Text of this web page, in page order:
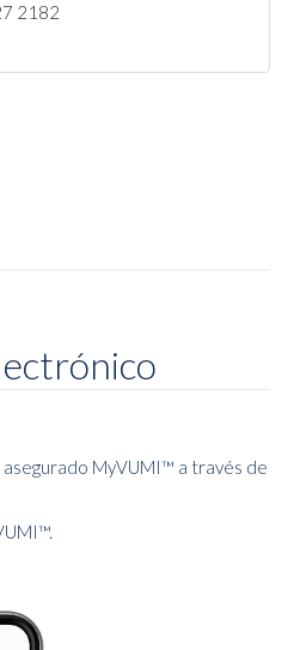
2182
MyVUMI™ a través de